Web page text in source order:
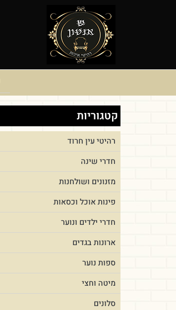
קטגוריות
רהיטי עין חרוד
חדרי שינה
מזנונים ושולחנות
פינות אוכל וכסאות
חדרי ילדים ונוער
ארונות בגדים
ספות נוער
מיטה וחצי
סלונים